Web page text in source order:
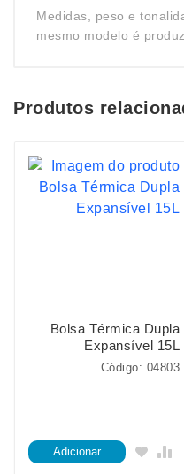
Medidas, peso e
mesmo modelo é
Produtos
Bolsa Térmica Dupla
Expansível 15L
Código: 04803
Adicionar